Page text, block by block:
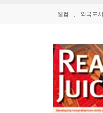
웰컴 외국도서